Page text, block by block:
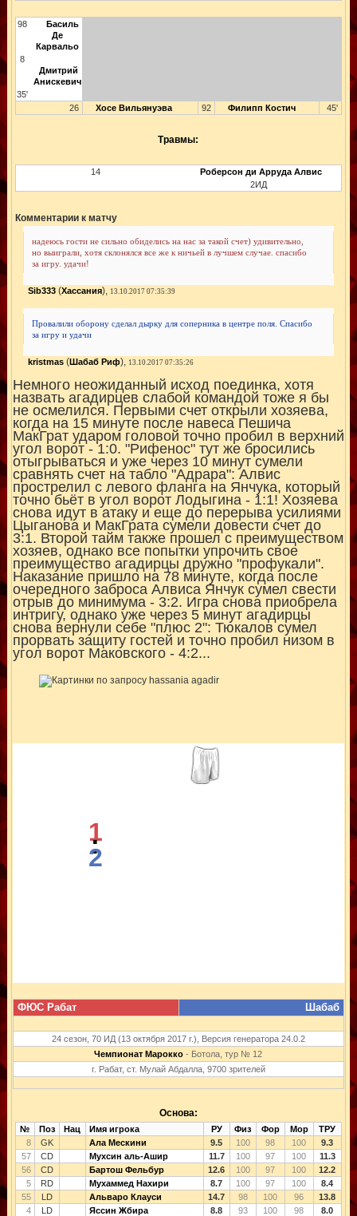
98
Басиль
Де
Карвальо
8
Дмитрий
Анискевич
35'
26
Хосе Вильянуэва 92 Филипп Костич 45'
Травмы:
14
Роберсон ди Арруда Алвис
2ИД
Комментарии к матчу
надеюсь гости не сильно обиделись на нас за такой счет) удивительно,
но выиграли, хотя склонялся все же к ничьей в лучшем случае. спасибо
за игру. удачи!
Sib333(Хассания), 13.10.2017 07:35:39
Провалили оборону сделал дырку для соперника в центре поля. Спасибо
за игру и удачи
kristmas(Шабаб Риф), 13.10.2017 07:35:26
Немного неожиданный исход поединка, хотя
назвать агадирцев слабой командой тоже я бы
не осмелился. Первыми счет открыли хозяева,
когда на 15 минуте после навеса Пешича
МакГрат ударом головой точно пробил в верхний
угол ворот - 1:0. "Рифенос" тут же бросились
отыгрываться и уже через 10 минут сумели
сравнять счет на табло "Адрара": Алвис
прострелил с левого фланга на Янчука, который
точно бьёт в угол ворот Лодыгина - 1:1! Хозяева
снова идут в атаку и еще до перерыва усилиями
Цыганова и МакГрата сумели довести счет до
3:1. Второй тайм также прошел с преимуществом
хозяев, однако все попытки упрочить свое
преимущество агадирцы дружно "профукали".
Наказание пришло на 78 минуте, когда после
очередного заброса Алвиса Янчук сумел свести
отрыв до минимума - 3:2. Игра снова приобрела
интригу, однако уже через 5 минут агадирцы
снова вернули себе "плюс 2": Тюкалов сумел
прорвать защиту гостей и точно пробил низом в
угол ворот Маковского - 4:2...
1
:
2
ФЮС Рабат Шабаб
24 сезон, 70 ИД (13 октября 2017 г.), Версия генератора 24.0.2
Чемпионат Марокко - Ботола, тур № 12
г. Рабат, ст. Мулай Абдалла, 9700 зрителей
Основа:
№ Поз Нац Имя игрока РУ Физ Фор Мор
ТРУ
8
GK Ала Мескини 9.5 100 98 100
9.3
57
CD Мухсин аль-Ашир 11.7 100 97 100
11.3
56
CD Бартош Фельбур 12.6 100 97 100
12.2
5
RD Мухаммед Нахири 8.7 100 97 100
8.4
55
LD Альваро Клауси 14.7 98 100 96
13.8
4
LD Яссин Жбира 8.8 93 100 98
8.0